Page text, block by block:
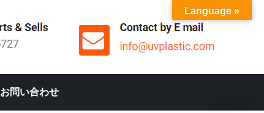
お問い合わせ
Language »